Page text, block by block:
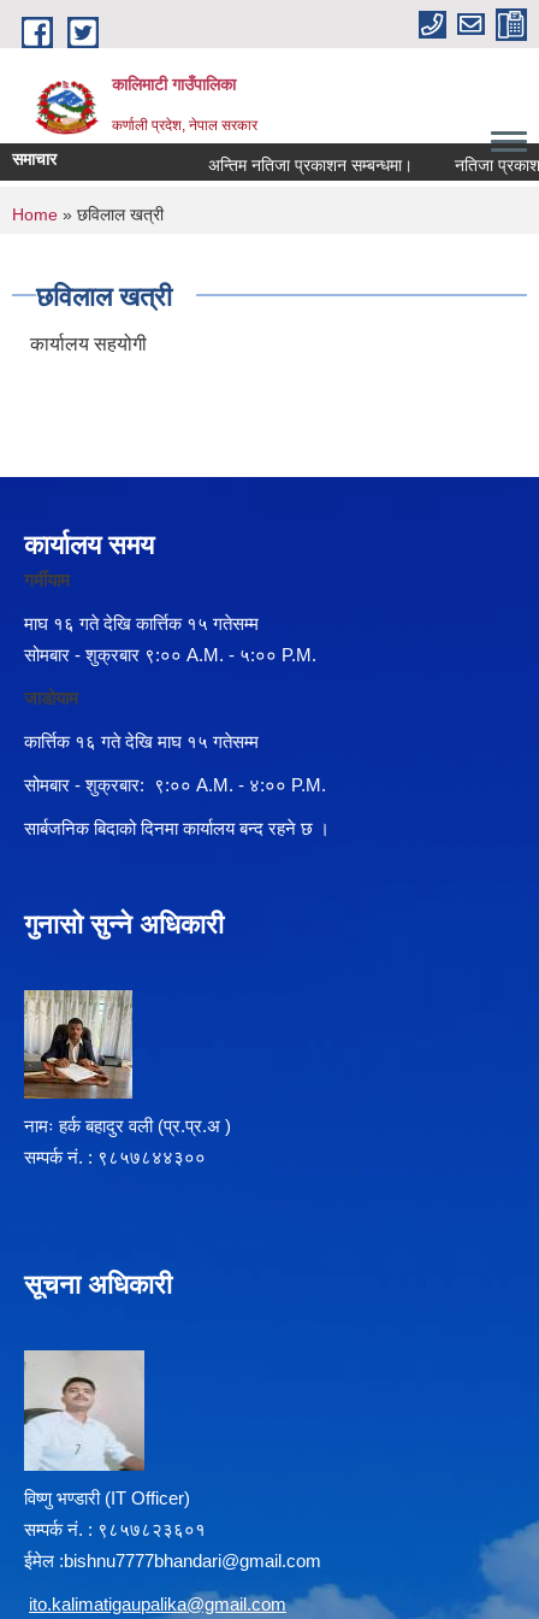
Skip to main content
कालिमाटी गाउँपालिका
कर्णाली प्रदेश, नेपाल सरकार
समाचार अन्तिम नतिजा प्रकाशन सम्बन्धमा। नतिजा
You are here
Home » छविलाल खत्री
छविलाल खत्री
कार्यालय सहयोगी
कार्यालय समय
गर्मीयाम
माघ १६ गते देखि कार्त्तिक १५ गतेसम्म
सोमबार - शुक्रबार ९:०० A.M. - ५:०० P.M.
जाडोयाम
कार्त्तिक १६ गते देखि माघ १५ गतेसम्म
सोमबार - शुक्रबार: ९:०० A.M. - ४:०० P.M.
सार्बजनिक बिदाको दिनमा कार्यालय बन्द रहने छ ।
गुनासो सुन्ने अधिकारी
नामः हर्क बहादुर वली (प्र‍.प्र.अ )
सम्पर्क न‌ं. : ९८५७८४४३००
सूचना अधिकारी
विष्णु भण्डारी (IT Officer)
सम्पर्क न‌ं. : ९८५७८२३६०१
ईमेल :bishnu7777bhandari@gmail.com
ito.kalimatigaupalika@gmail.com